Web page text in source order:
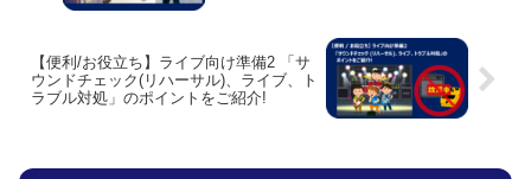
【便利/お役立ち】ライブ向け準備2 「サ
ウンドチェック(リハーサル)、ライブ、ト
ラブル対処」のポイントをご紹介!